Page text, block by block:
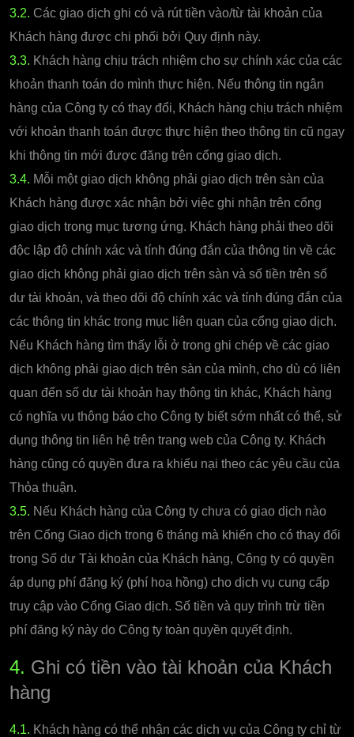
3.2. Các giao dịch ghi có và rút tiền vào/từ tài khoản của
Khách hàng được chi phối bởi Quy định này.
3.3. Khách hàng chịu trách nhiệm cho sự chính xác của các
khoản thanh toán do mình thực hiện. Nếu thông tin ngân
hàng của Công ty có thay đổi, Khách hàng chịu trách nhiệm
với khoản thanh toán được thực hiện theo thông tin cũ ngay
khi thông tin mới được đăng trên cổng giao dịch.
3.4. Mỗi một giao dịch không phải giao dịch trên sàn của
Khách hàng được xác nhận bởi việc ghi nhận trên cổng
giao dịch trong mục tương ứng. Khách hàng phải theo dõi
độc lập độ chính xác và tính đúng đắn của thông tin về các
giao dịch không phải giao dịch trên sàn và số tiền trên số
dư tài khoản, và theo dõi độ chính xác và tính đúng đắn của
các thông tin khác trong mục liên quan của cổng giao dịch.
Nếu Khách hàng tìm thấy lỗi ở trong ghi chép về các giao
dịch không phải giao dịch trên sàn của mình, cho dù có liên
quan đến số dư tài khoản hay thông tin khác, Khách hàng
có nghĩa vụ thông báo cho Công ty biết sớm nhất có thể, sử
dụng thông tin liên hệ trên trang web của Công ty. Khách
hàng cũng có quyền đưa ra khiếu nại theo các yêu cầu của
Thỏa thuận.
3.5. Nếu Khách hàng của Công ty chưa có giao dịch nào
trên Cổng Giao dịch trong 6 tháng mà khiến cho có thay đổi
trong Số dư Tài khoản của Khách hàng, Công ty có quyền
áp dụng phí đăng ký (phí hoa hồng) cho dịch vụ cung cấp
truy cập vào Cổng Giao dịch. Số tiền và quy trình trừ tiền
phí đăng ký này do Công ty toàn quyền quyết định.
4. Ghi có tiền vào tài khoản của Khách
hàng
4.1. Khách hàng có thể nhận các dịch vụ của Công ty chỉ từ